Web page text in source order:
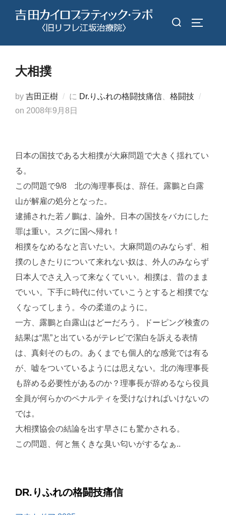
検
対
大相撲
by 吉田正樹 に Dr.りふれの格闘技痛信
格闘技
on 投
2008年9月8日
日本の国技である大相撲が大麻問題で大きく揺れてい
る。
この問題で9/8 北の海理事長は、辞任。露鵬と白露
山が解雇の処分となった。
逮捕された若ノ鵬は、論外。日本の国技をバカにした
罪は重い。スグに国へ帰れ！
相撲をなめるなと言いたい。大麻問題のみならず、相
撲のしきたりについて来れない奴は、外人のみならず
日本人でさえ入って来なくていい。相撲は、昔のまま
でいい。下手に時代に付いていこうとすると相撲でな
くなってしまう。今の柔道のように。
一方、露鵬と白露山はどーだろう。ドーピング検査の
結果は“黒”と出ているがテレビで潔白を訴える表情
は、真剣そのもの。あくまでも個人的な感覚では有る
が、嘘をついているようには思えない。北の海理事長
も辞める必要性があるのか？理事長が辞めるなら役員
全員が何らかのペナルティを受けなければいけないの
では。
大相撲協会の結論を出す早さにも驚かされる。
この問題、何と無くきな臭い匂いがするなぁ..
DR.りふれの格闘技痛信